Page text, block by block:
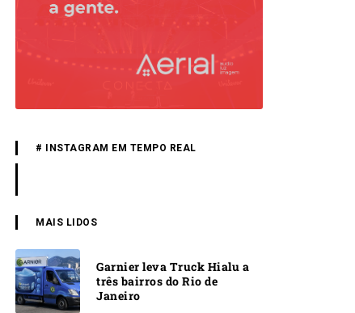
# INSTAGRAM EM TEMPO REAL
MAIS LIDOS
Garnier leva Truck Hialu a
três bairros do Rio de
Janeiro